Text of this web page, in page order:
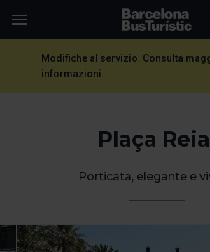
TMB-OCI
Modifiche al servizio. Consulta
informazioni.
Plaça
Porticata, elegante e